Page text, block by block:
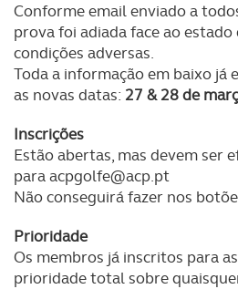
Conforme email enviado a
prova foi adiada face ao estado
condições adversas.
Toda a informação em baixo já
as novas datas: 27 & 28 de
Inscrições
Estão abertas, mas devem ser
paraacpgolfe@acp.pt
Não conseguirá fazer nos
Prioridade
Os membros já inscritos para
prioridade total sobre